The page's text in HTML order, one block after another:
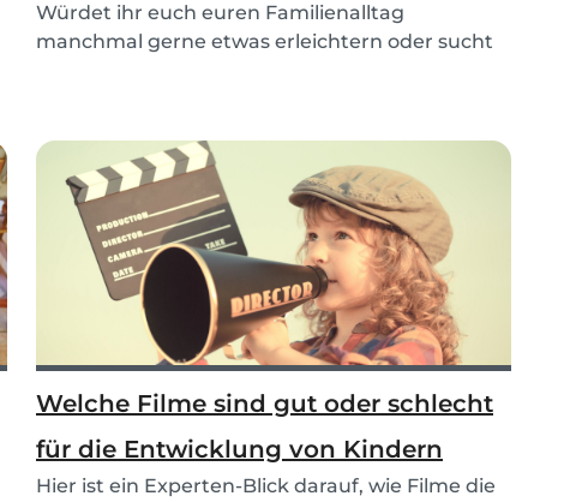
Würdet ihr euch euren Familienalltag
manchmal gerne etwas erleichtern oder sucht
Welche Filme sind gut oder schlecht
für die Entwicklung von Kindern
Hier ist ein Experten-Blick darauf, wie Filme die